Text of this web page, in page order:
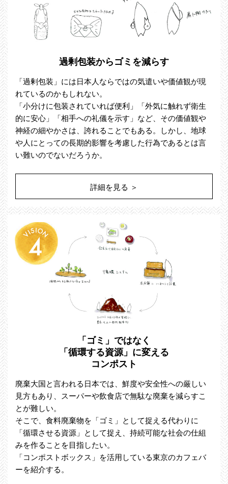
過剰包装からゴミを減らす
「過剰包装」には日本人ならではの気遣いや価値観が現
れているのかもしれない。
「小分けに包装されていれば便利」「外気に触れず衛生
的に安心」「相手への礼儀を示す」など、その価値観や
神経の細やかさは、誇れることでもある。しかし、地球
や人にとっての長期的影響を考慮した行為であるとは言
い難いのでないだろうか。
詳細を見る ＞
「ゴミ」ではなく
「循環する資源」に変える
コンポスト
廃棄大国と言われる日本では、鮮度や安全性への厳しい
見方もあり、スーパーや飲食店で無駄な廃棄を減らすこ
とが難しい。
そこで、食料廃棄物を「ゴミ」として捉える代わりに
「循環させる資源」として捉え、持続可能な社会の仕組
みを作ることを目指したい。
「コンポストボックス」を活用している東京のカフェバ
ーを紹介する。